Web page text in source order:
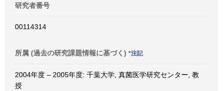
研究者番号
00114314
所属 (過去の研究課題情報に基づく) *注記
2004年度 – 2005年度: 千葉大学, 真菌医学研究センター, 教
授